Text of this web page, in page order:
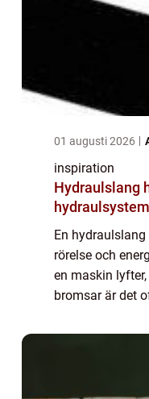
01 augusti 2026
inspiration
Hydraulslang hjärtat i ett pålitligt
hydraulsystem
En
rörelse och
en maskin
bromsar är det
fram. För